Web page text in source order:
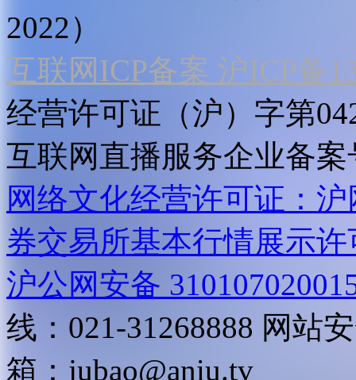
2022）
互联网ICP备案 沪ICP备
经营许可证（沪）字第
互联网直播服务企业备案
网络文化经营许可证：
券交易所基本行情展示许
沪公网安备
线：021-31268888 网站
箱： jubao@aniu.tv